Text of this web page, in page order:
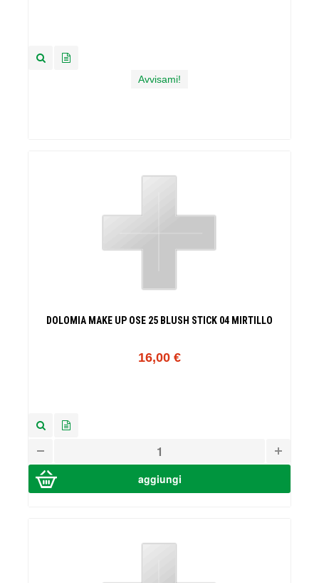
Avvisami!
DOLOMIA MAKE UP OSE 25 BLUSH STICK 04 MIRTILLO
16,00 €